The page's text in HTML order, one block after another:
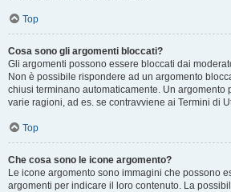
Top
Cosa sono gli argomenti bloccati?
Gli argomenti possono essere bloccati dai
Non è possibile rispondere ad un argomento
chiusi terminano automaticamente. Un argomento
varie ragioni, ad es. se contravviene ai Termini di
Top
Che cosa sono le icone argomento?
Le icone argomento sono immagini che possono
argomenti per indicare il loro contenuto. La